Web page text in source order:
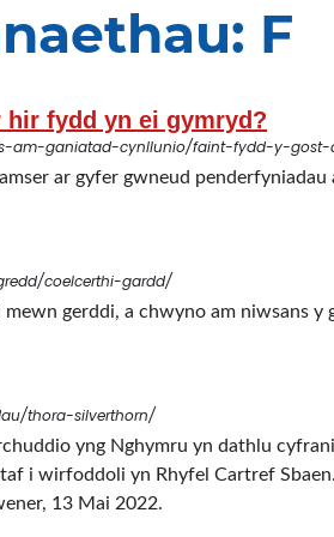
F
hir fydd yn ei gymryd?
am-ganiatad-cynllunio/faint-fydd-y-
ar gyfer gwneud penderfyniadau
coelcerthi-gardd/
gerddi, a chwyno am niwsans y
thora-silverthorn/
yng Nghymru yn dathlu
i wirfoddoli yn Rhyfel Cartref
13 Mai 2022.